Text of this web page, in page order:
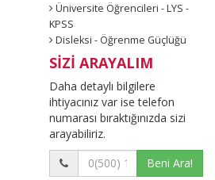
Üniversite Öğrencileri - LYS -
KPSS
Disleksi - Öğrenme Güçlüğü
SİZİ ARAYALIM
Daha detaylı bilgilere
ihtiyacınız var ise telefon
numarası bıraktığınızda sizi
arayabiliriz.
Beni Ara!